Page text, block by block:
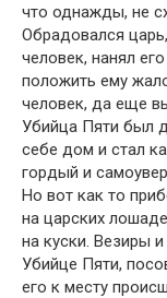
что однажды, не
Обрадовался
человек, нанял
положить ему
человек, да еще
Убийца Пяти был
себе дом и стал
гордый и
Но вот как то
на царских
на куски. Везиры
Убийце Пяти,
его к месту